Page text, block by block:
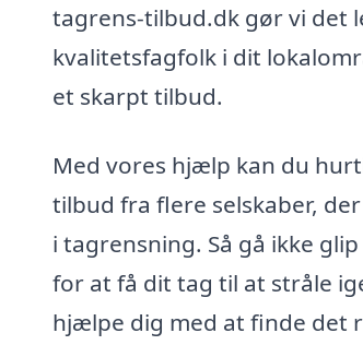
tagrens-tilbud.dk gør vi det
kvalitetsfagfolk i dit
et skarpt tilbud.
Med vores hjælp kan du
tilbud fra flere selskaber,
i tagrensning. Så gå ikke
for at få dit tag til at stråle
hjælpe dig med at finde det